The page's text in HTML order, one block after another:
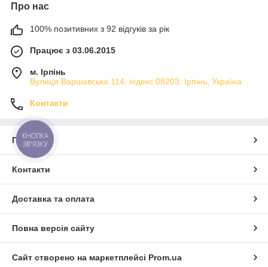
Про нас
100% позитивних з 92 відгуків за рік
Працює з 03.06.2015
м. Ірпінь
Вулиця Варшавська 114, індекс 08203, Ірпінь, Україна
Контакти
Про нас
Контакти
Доставка та оплата
Повна версія сайту
Сайт створено на маркетплейсі Prom.ua
КНОПКА
ЗВ'ЯЗКУ